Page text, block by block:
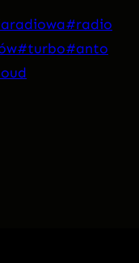
#radio
#turbo#anto